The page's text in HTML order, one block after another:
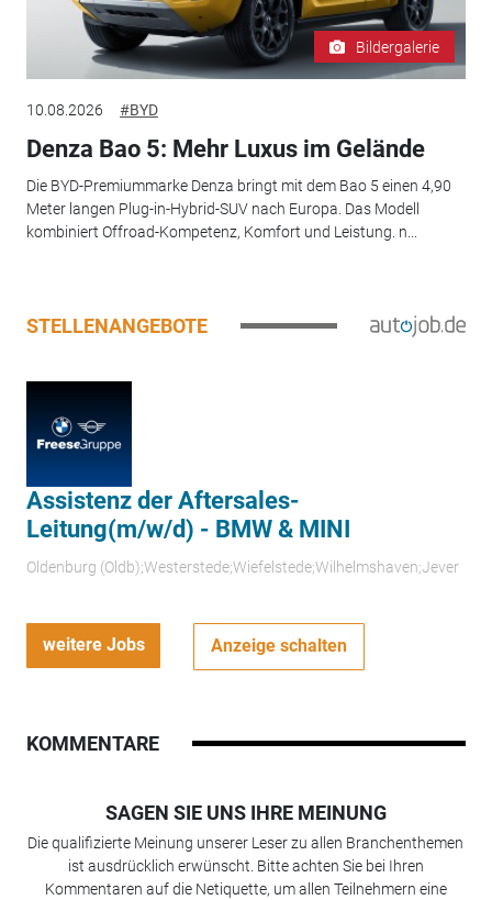
Bildergalerie
10.08.2026 #BYD
Denza Bao 5: Mehr Luxus im Gelände
Die BYD-Premiummarke Denza bringt mit dem Bao 5 einen 4,90
Meter langen Plug-in-Hybrid-SUV nach Europa. Das Modell
kombiniert Offroad-Kompetenz, Komfort und Leistung. n...
STELLENANGEBOTE
Assistenz der Aftersales-
Leitung(m/w/d) - BMW & MINI
Oldenburg (Oldb);Westerstede;Wiefelstede;Wilhelmshaven;Jever
weitere Jobs Anzeige schalten
KOMMENTARE
SAGEN SIE UNS IHRE MEINUNG
Die qualifizierte Meinung unserer Leser zu allen Branchenthemen
ist ausdrücklich erwünscht. Bitte achten Sie bei Ihren
Kommentaren auf die Netiquette, um allen Teilnehmern eine